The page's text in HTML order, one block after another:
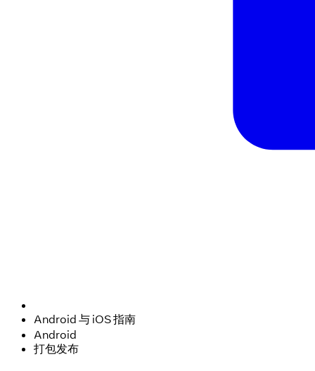
Android 与 iOS 指南
Android
打包发布